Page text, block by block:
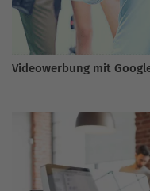
Videowerbung mit